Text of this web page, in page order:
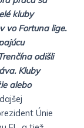
kluby
vo Fortuna lige.
odišli
Kluby
alebo
Únie